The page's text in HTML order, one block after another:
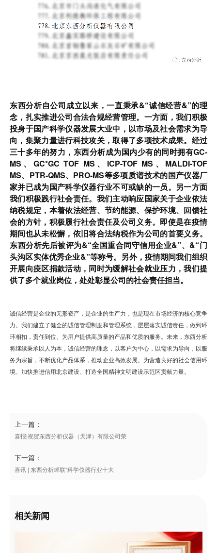
东西分析自公司成立以来，一直秉承&“诚信经营&”的理
念，扎实推进公司合法合规经营管理。一方面，我们积极
投身于国产科学仪器发展大业中，以市场及社会需求为导
向，集聚力量进行科技攻关，取得了多项技术成果。经过
三十多年的努力，东西分析成为国内少有的同时拥有GC-
MS、GC*GC TOF MS、ICP-TOF MS、MALDI-TOF
MS、PTR-QMS、PRO-MS等多项质谱技术的国产仪器厂
家并已成为国产科学仪器行业不可或缺的一员。另一方面
我们积极践行社会责任。我们主动响应国家关于企业依法
纳税规定，本着依法经营、节约能源、保护环境、回馈社
会的方针，积极履行社会责任及公司义务。即使是在疫情
期间也从未松懈，依旧将合法纳税作为公司的首要义务。
东西分析先后被评为&“全国重合同守信用企业&”、&“门
头沟区实体优秀企业&”等称号。另外，疫情期间我们组织
开展向疫区捐款活动，同时为缓解社会就业压力，我们提
供了多个就业岗位，处处彰显公司的社会责任担当。
诚信经营是企业的无形资产，是企业的生产力，也是现在市场经济的核心竞争
力。我们建立了健全的诚信管理制度和管理系统，层层落实诚信责任，做到环
环相扣，责任到位。为用户提供高质量的产品和优质的服务。未来，东西分析
将继续秉承以人为本，诚信经营的理念，以客户为中心，以需求为导向，以服
务为宗旨，不断优化产品体系，推动企业高效发展。为营造良好的社会信用环
境、加快推进信用北京建设、打造全国精神文明建设示范区贡献力量。
上一篇：
喜报|祝贺东西分析仪器（天津）有限公司荣
下一篇：
喜讯 | 东西分析蝉联“科学仪器行业十大
相关新闻